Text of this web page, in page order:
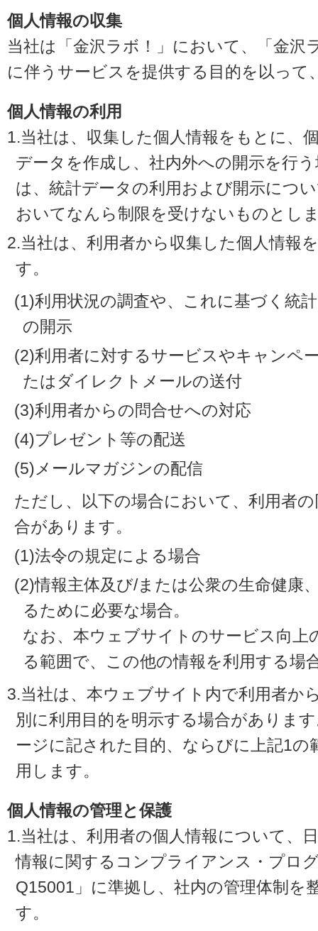
個人情報の収集
当社は「金沢ラボ！」において、「金沢
に伴うサービスを提供する目的を以って
個人情報の利用
1.当社は、収集した個人情報をもとに、
データを作成し、社内外への開示を行
は、統計データの利用および開示につ
おいてなんら制限を受けないものとし
2.当社は、利用者から収集した個人情報
す。
(1)利用状況の調査や、これに基づく統
の開示
(2)利用者に対するサービスやキャンペ
たはダイレクトメールの送付
(3)利用者からの問合せへの対応
(4)プレゼント等の配送
(5)メールマガジンの配信
ただし、以下の場合において、利用者
合があります。
(1)法令の規定による場合
(2)情報主体及び/または公衆の生命健康
るために必要な場合。
なお、本ウェブサイトのサービス向上
る範囲で、この他の情報を利用する場
3.当社は、本ウェブサイト内で利用者か
別に利用目的を明示する場合がありま
ージに記された目的、ならびに上記1の
用します。
個人情報の管理と保護
1.当社は、利用者の個人情報について、
情報に関するコンプライアンス・プロ
Q15001」に準拠し、社内の管理体制を
す。